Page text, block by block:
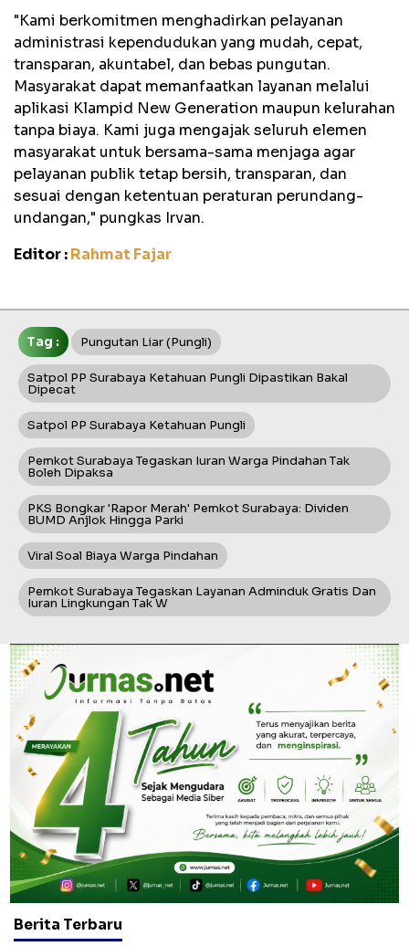
"Kami berkomitmen menghadirkan pelayanan
administrasi kependudukan yang mudah, cepat,
transparan, akuntabel, dan bebas pungutan.
Masyarakat dapat memanfaatkan layanan melalui
aplikasi Klampid New Generation maupun kelurahan
tanpa biaya. Kami juga mengajak seluruh elemen
masyarakat untuk bersama-sama menjaga agar
pelayanan publik tetap bersih, transparan, dan
sesuai dengan ketentuan peraturan perundang-
undangan," pungkas Irvan.
Editor :Rahmat Fajar
Tag : Pungutan Liar (pungli)
Satpol PP Surabaya Ketahuan Pungli Dipastikan Bakal
Dipecat
Satpol PP Surabaya Ketahuan Pungli
Pemkot Surabaya Tegaskan Iuran Warga Pindahan Tak
Boleh Dipaksa
PKS Bongkar 'Rapor Merah' Pemkot Surabaya: Dividen
BUMD Anjlok Hingga Parki
Viral Soal Biaya Warga Pindahan
Pemkot Surabaya Tegaskan Layanan Adminduk Gratis Dan
Iuran Lingkungan Tak W
Berita Terbaru